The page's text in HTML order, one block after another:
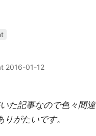
2016-01-12
た記事なので色々間
がたいです。